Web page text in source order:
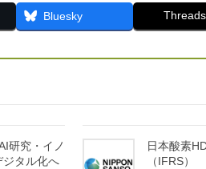
Bluesky Threads
研究・イノ
ジタル化へ
日本酸素
（IFRS）